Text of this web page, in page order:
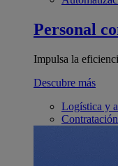
Personal
Impulsa la
Descubre más
Logística y